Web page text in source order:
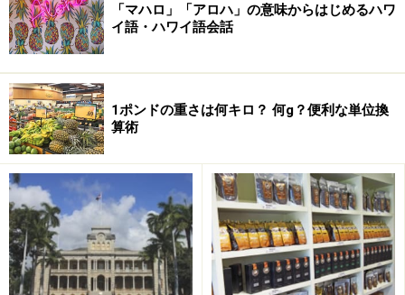
ヒルトン「キャンプ・ペンギン」では、子供博物館のチルド
レンズ・ディスカバリー・センターにも出掛けます
5～12歳の小さなホテルゲストを預かって遠足へ出掛け
「マハロ」「アロハ」の意味からはじめるハワ
イ語・ハワイ語会話
1ポンドの重さは何キロ？ 何g？便利な単位換
算術